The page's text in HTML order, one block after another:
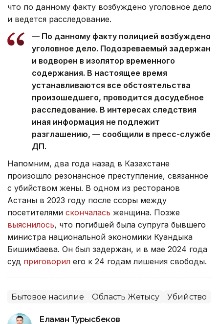
что по данному факту возбуждено уголовное дело
и ведется расследование.
— По данному факту полицией возбуждено
уголовное дело. Подозреваемый задержан
и водворен в изолятор временного
содержания. В настоящее время
устанавливаются все обстоятельства
произошедшего, проводится досудебное
расследование. В интересах следствия
иная информация не подлежит
разглашению, — сообщили в пресс-службе
ДП.
Напомним, два года назад в Казахстане
произошло резонансное преступление, связанное
с убийством жены. В одном из ресторанов
Астаны в 2023 году после ссоры между
посетителями скончалась женщина. Позже
выяснилось, что погибшей была супруга бывшего
министра национальной экономики Куандыка
Бишимбаева. Он был задержан, и в мае 2024 года
суд приговорил его к 24 годам лишения свободы.
Бытовое насилие Область Жетысу Убийство
Еламан Турысбеков